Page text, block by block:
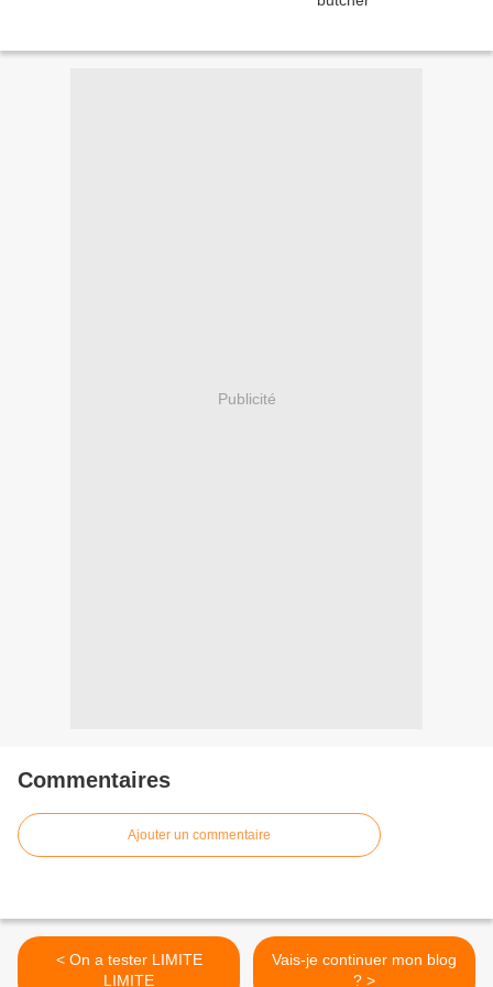
Publicité
Commentaires
Ajouter un commentaire
< On a tester LIMITE
LIMITE
Vais-je continuer mon blog
? >